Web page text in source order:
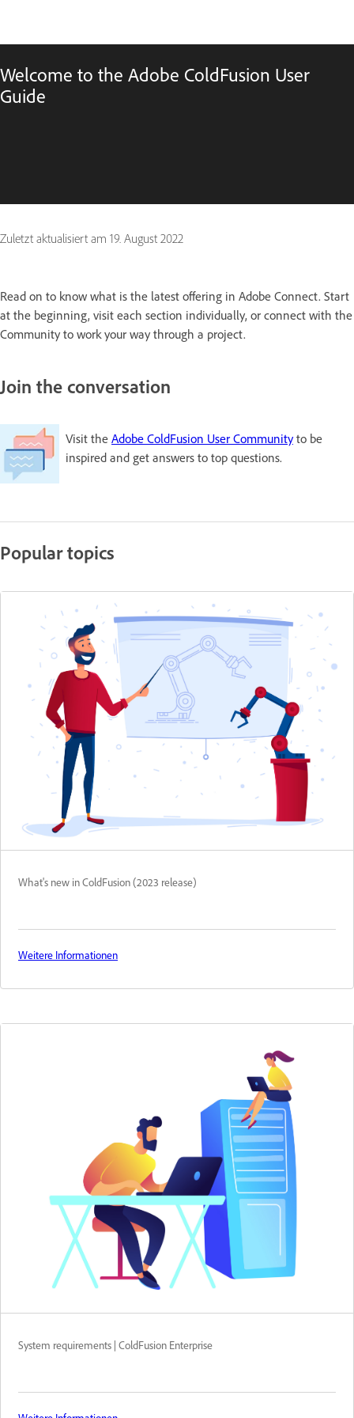
Welcome to the Adobe ColdFusion User
Guide
Zuletzt aktualisiert am 19. August 2022
Read on to know what is the latest offering in Adobe Connect. Start
at the beginning, visit each section individually, or connect with the
Community to work your way through a project.
Join the conversation
Visit the Adobe ColdFusion User Communityto be
inspired and get answers to top questions.
Popular topics
What's new in ColdFusion (2023 release)
Weitere Informationen
System requirements | ColdFusion Enterprise